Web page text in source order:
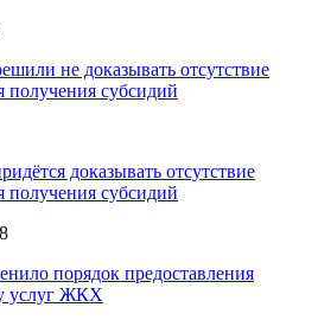
не доказывать отсутствие
субсидий
доказывать отсутствие
субсидий
порядок предоставления
услуг ЖКХ